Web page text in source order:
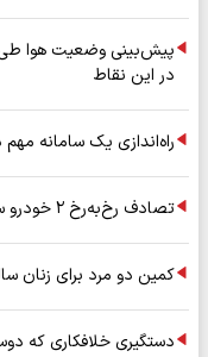
پیش‌بینی وضعیت هوا طی
در این نقاط
راه‌اندازی یک سامانه
تصادف رخ‌به‌رخ ۲ خودرو سمند/ ۴ سرنشین جان باختند
کمین دو مرد برای زنان
دستگیری خلافکاری که